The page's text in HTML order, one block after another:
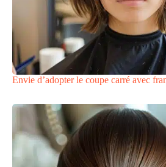
Envie d’adopter le coupe carré avec